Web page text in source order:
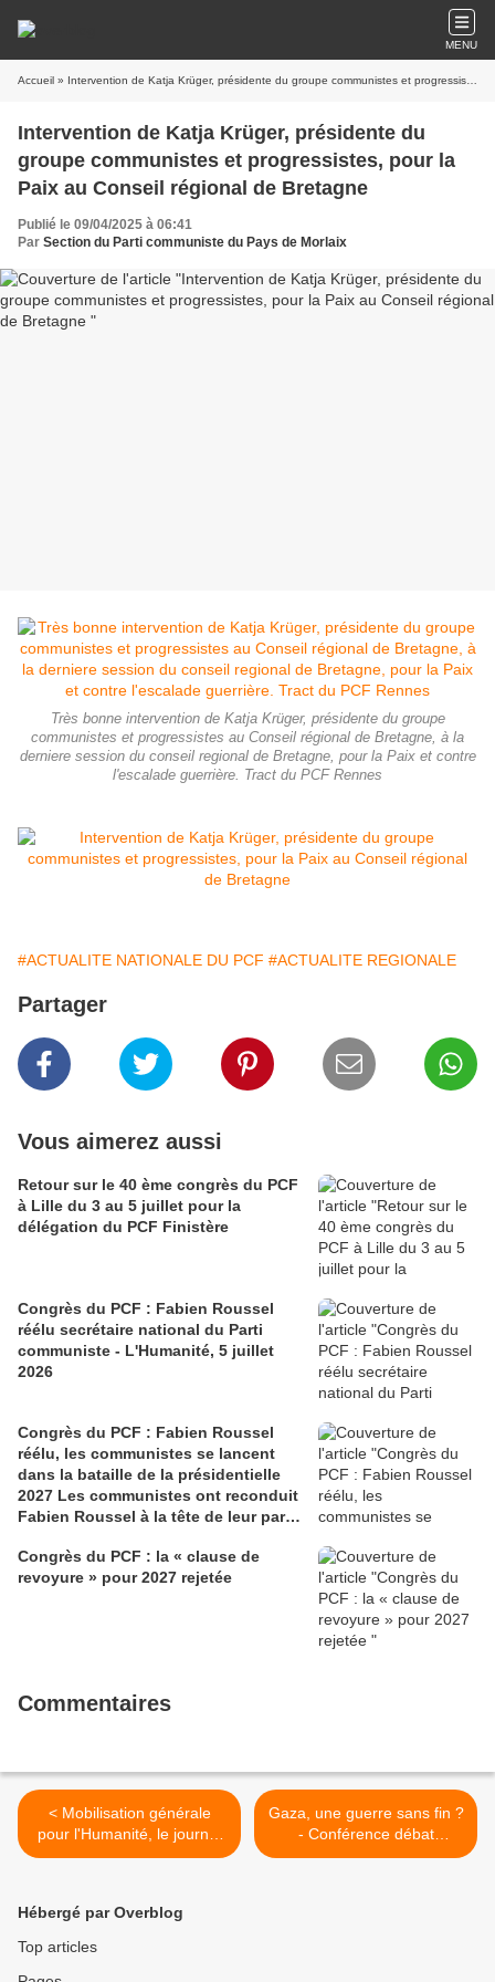
MENU
Accueil » Intervention de Katja Krüger, présidente du groupe communistes et progressistes, pour la Paix au Conseil régional de Bretagne
Intervention de Katja Krüger, présidente du
groupe communistes et progressistes, pour la
Paix au Conseil régional de Bretagne
Publié le 09/04/2025 à 06:41
Par Section du Parti communiste du Pays de Morlaix
Très bonne intervention de Katja Krüger, présidente du groupe
communistes et progressistes au Conseil régional de Bretagne, à la
derniere session du conseil regional de Bretagne, pour la Paix et contre
l'escalade guerrière. Tract du PCF Rennes
#ACTUALITE NATIONALE DU PCF #ACTUALITE REGIONALE
Partager
Vous aimerez aussi
Retour sur le 40 ème congrès du PCF
à Lille du 3 au 5 juillet pour la
délégation du PCF Finistère
Congrès du PCF : Fabien Roussel
réélu secrétaire national du Parti
communiste - L'Humanité, 5 juillet
2026
Congrès du PCF : Fabien Roussel
réélu, les communistes se lancent
dans la bataille de la présidentielle
2027 Les communistes ont reconduit
Fabien Roussel à la tête de leur parti,
Lille. Le secrétaire national, dont la
candidature devrait être officialisée le
Congrès du PCF : la « clause de
revoyure » pour 2027 rejetée
Commentaires
< Mobilisation générale
pour l'Humanité, le journal
de la Résistance
néo-libéralisme
Gaza, une guerre sans fin ?
- Conférence débat
organisée par l'AFPS Pays
Hébergé par Overblog
Top articles